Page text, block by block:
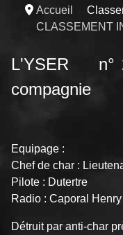
Accueil
CLASSEMENT
L'YSER
compagnie
Equipage :
Chef de char :
Pilote : Dutertre
Radio : Caporal Henry
Détruit par anti-char